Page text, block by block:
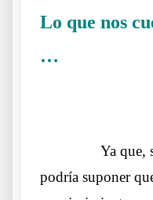
Lo que nos
…
Ya que,
podría suponer